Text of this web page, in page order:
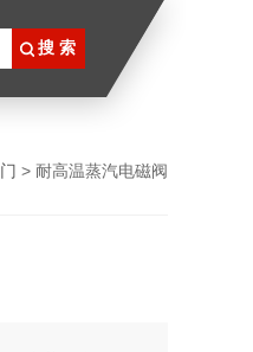
> 耐高温蒸汽电磁阀